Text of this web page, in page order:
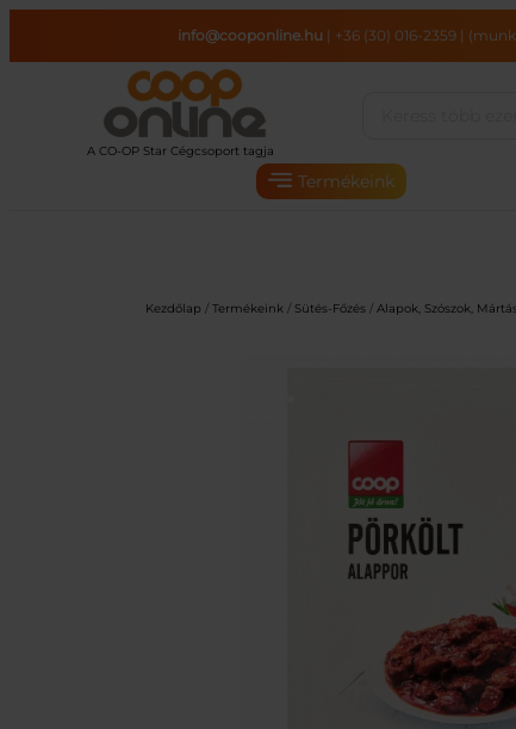
tartalomhoz
info@cooponline.hu | +36 (30) 016-2359|
Termékeink
Kezdőlap / Termékeink / Sütés-Főzés / Alapok, Szószok,